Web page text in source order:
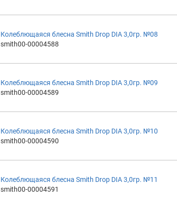
Колеблющаяся блесна Smith Drop DIA 3,0гр. №08
smith00-00004588
Колеблющаяся блесна Smith Drop DIA 3,0гр. №09
smith00-00004589
Колеблющаяся блесна Smith Drop DIA 3,0гр. №10
smith00-00004590
Колеблющаяся блесна Smith Drop DIA 3,0гр. №11
smith00-00004591